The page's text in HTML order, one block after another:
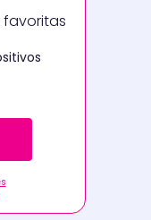
favoritas